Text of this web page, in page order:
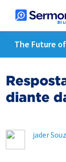
The Future
diante
jader